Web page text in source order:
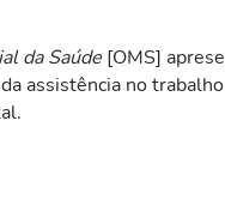
da Saúde [OMS]
assistência no